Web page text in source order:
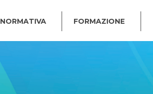
NORMATIVA FORMAZIONE